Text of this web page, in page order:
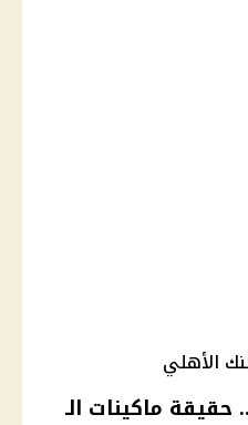
ماكينات الـ